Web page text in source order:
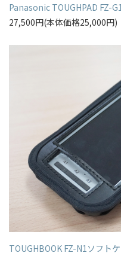
Panasonic TOUGHPAD FZ-
27,500円(本体価格25,000円)
TOUGHBOOK FZ-N1ソフト